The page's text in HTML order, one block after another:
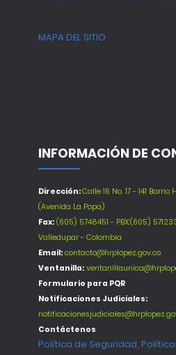
MAPA DEL SITIO
INFORMACIÓN DE
Dirección:Calle 16 No. 17 - 141
(Avenida La Popa)
Fax: (605) 5748451 - PBX:(605)
Valledupar - Colombia
Email: contacto@hrplopez.gov.co
Ventanilla:
Formulario para PQR
Notificaciones Judiciales:
Contáctenos
Política de Seguridad,